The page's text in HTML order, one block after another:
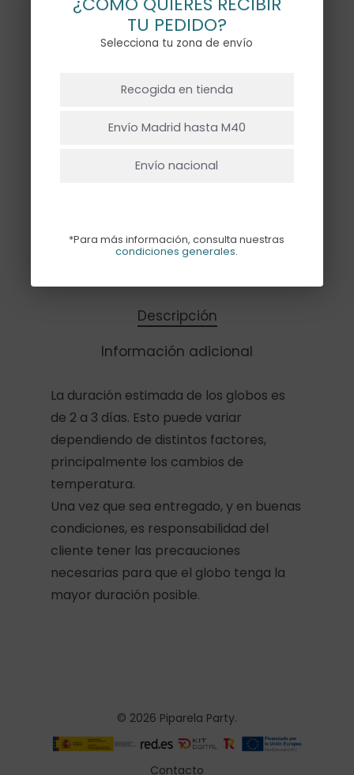
56x40cm
Este globo es perfecto para
Hay existencias
Descripción
Información adicional
La duración estimada de los globos es
de 2 a 3 días. Esto puede variar
dependiendo de distintos factores,
principalmente los cambios de
temperatura.
Una vez que sea entregado, y en buenas
condiciones, es responsabilidad del
cliente tener las precauciones
necesarias para que el globo tenga la
mayor duración posible.
© 2026 Piparela Party.
Contacto
TU PEDIDO?
Selecciona tu zona de envío
Recogida en tienda
Envío Madrid hasta M40
Envío nacional
*Para más información, consulta nuestras
condiciones generales.